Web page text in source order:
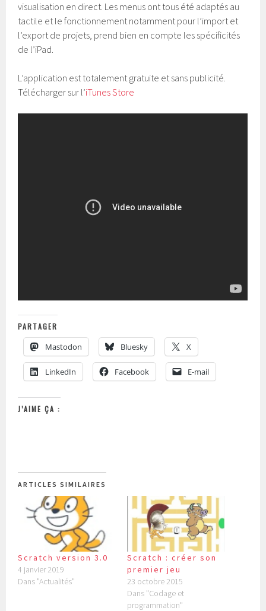
visualisation en direct. Les menus ont tous été adaptés au
tactile et le fonctionnement notamment pour l’import et
l’export de projets, prend bien en compte les spécificités
de l’iPad.
L’application est totalement gratuite et sans publicité.
Télécharger sur l’iTunes Store
PARTAGER
Mastodon Bluesky X
LinkedIn Facebook E-mail
J’AIME ÇA :
ARTICLES SIMILAIRES
Scratch version 3.0
4 janvier 2019
Dans "Actualités"
Scratch : créer son
premier jeu
23 octobre 2015
Dans "Codage et
programmation"